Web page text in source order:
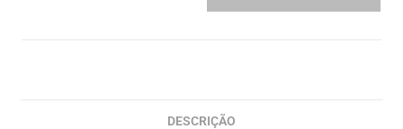
DESCRIÇÃO